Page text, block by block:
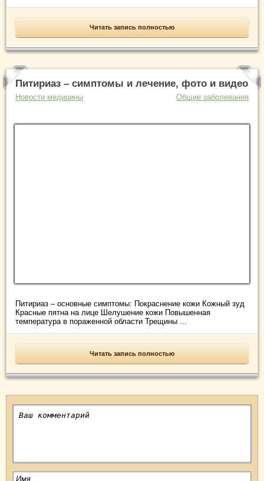
Читать запись полностью
Питириаз – симптомы и лечение, фото и видео
Новости медицины Общие заболевания
Питириаз – основные симптомы: Покраснение кожи Кожный зуд
Красные пятна на лице Шелушение кожи Повышенная
температура в пораженной области Трещины ...
Читать запись полностью